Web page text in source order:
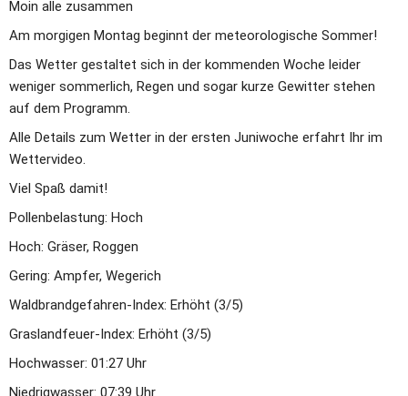
Moin alle zusammen
Am morgigen Montag beginnt der meteorologische Sommer!
Das Wetter gestaltet sich in der kommenden Woche leider
weniger sommerlich, Regen und sogar kurze Gewitter stehen
auf dem Programm.
Alle Details zum Wetter in der ersten Juniwoche erfahrt Ihr im
Wettervideo.
Viel Spaß damit!
Pollenbelastung: Hoch
Hoch: Gräser, Roggen
Gering: Ampfer, Wegerich
Waldbrandgefahren-Index: Erhöht (3/5)
Graslandfeuer-Index: Erhöht (3/5)
Hochwasser: 01:27 Uhr
Niedrigwasser: 07:39 Uhr